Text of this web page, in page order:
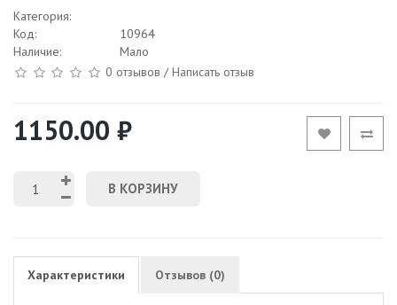
Категория:
Код:
10964
Наличие:
Мало
0 отзывов /Написать отзыв
1150.00 ₽
В КОРЗИНУ
Характеристики Отзывов (0)